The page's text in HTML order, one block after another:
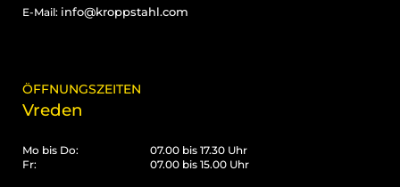
E-Mail: info@kroppstahl.com
ÖFFNUNGSZEITEN
Vreden
Mo bis Do:
Fr:
07.00 bis 17.30 Uhr
07.00 bis 15.00 Uhr